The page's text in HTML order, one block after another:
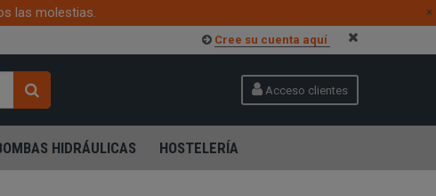
las molestias. ×
Cree su cuenta aquí
Acceso clientes
HIDRÁULICAS HOSTELERÍA